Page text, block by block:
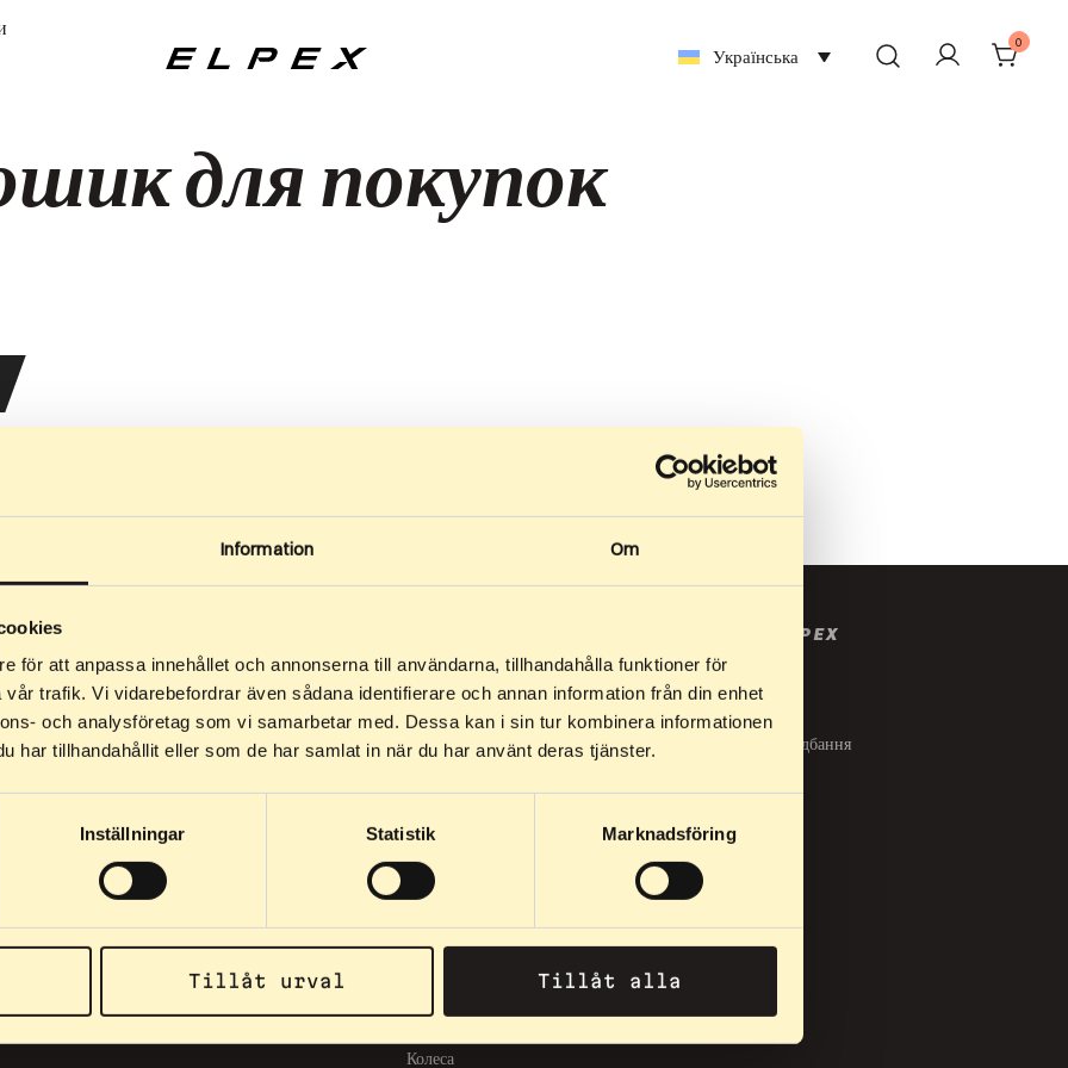
Information Om
för att anpassa innehållet och annonserna till användarna, tillhandahålla funktioner för
trafik. Vi vidarebefordrar även sådana identifierare och annan information från din enhet
och analysföretag som vi samarbetar med. Dessa kan i sin tur kombinera informationen
har tillhandahållit eller som de har samlat in när du har använt deras tjänster.
Inställningar Statistik Marknadsföring
Tillåt urval Tillåt alla
Українська
0
для покупок
лише найкращим під час тренувань.
"Raised in flames"
Аксесуари
Без категорії
Запчастини
Осі
Колеса
ПРО ELPEX
Про Elpex
Умови придбання